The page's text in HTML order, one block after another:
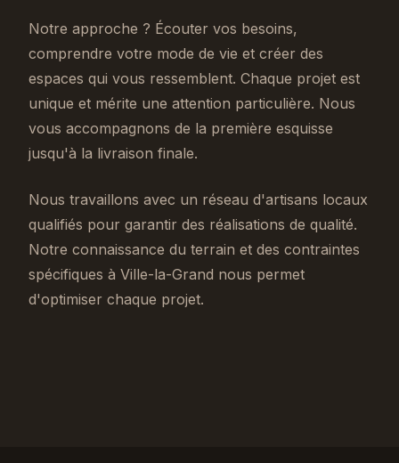
Notre approche ? Écouter vos besoins,
comprendre votre mode de vie et créer des
espaces qui vous ressemblent. Chaque projet est
unique et mérite une attention particulière. Nous
vous accompagnons de la première esquisse
jusqu'à la livraison finale.
Nous travaillons avec un réseau d'artisans locaux
qualifiés pour garantir des réalisations de qualité.
Notre connaissance du terrain et des contraintes
spécifiques à Ville-la-Grand nous permet
d'optimiser chaque projet.